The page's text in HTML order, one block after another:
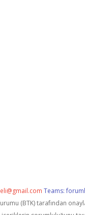
Teams:
(BTK) tarafından